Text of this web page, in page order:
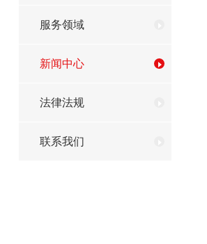
服务领域
新闻中心
法律法规
联系我们